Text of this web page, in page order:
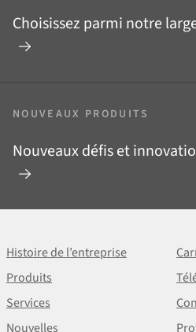
Choisissez parmi notre
NOUVEAUX PRODUITS
Nouveaux défis et
Histoire de l’entreprise
Produits
Services
Nouvelles